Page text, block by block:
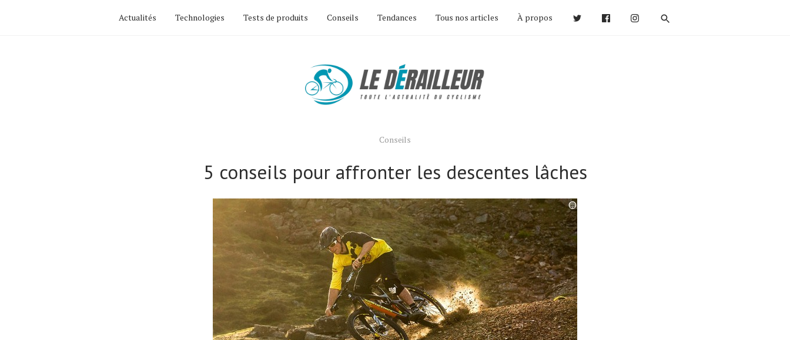
Actualités Technologies Tests de produits Conseils Tendances Tous nos articles À propos
Conseils
5 conseils pour affronter les descentes lâches